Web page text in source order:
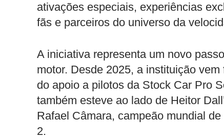
ativações especiais, experiências
fãs e parceiros do universo da
A iniciativa representa um novo
motor. Desde 2025, a instituição
do apoio a pilotos da Stock Car Pro
também esteve ao lado de Heitor
Rafael Câmara, campeão mundial
2.